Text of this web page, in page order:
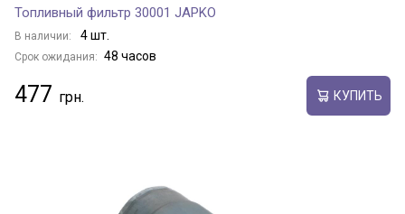
Топливный фильтр 30001 JAPKO
В наличии: 4 шт.
Срок ожидания: 48 часов
477 КУПИТЬ